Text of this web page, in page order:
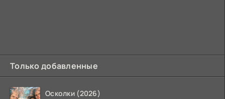
Только добавленные
Осколки (2026)